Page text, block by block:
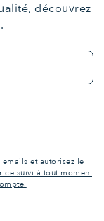
découvrez
et autorisez le
ce suivi à tout moment